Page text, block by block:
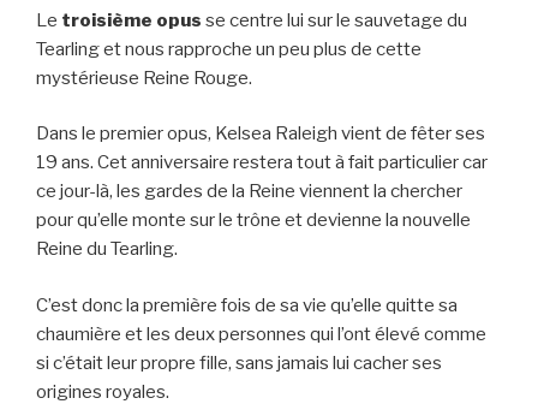
Le troisième opus se centre lui sur le sauvetage du
Tearling et nous rapproche un peu plus de cette
mystérieuse Reine Rouge.
Dans le premier opus, Kelsea Raleigh vient de fêter ses
19 ans. Cet anniversaire restera tout à fait particulier car
ce jour-là, les gardes de la Reine viennent la chercher
pour qu’elle monte sur le trône et devienne la nouvelle
Reine du Tearling.
C’est donc la première fois de sa vie qu’elle quitte sa
chaumière et les deux personnes qui l’ont élevé comme
si c’était leur propre fille, sans jamais lui cacher ses
origines royales.